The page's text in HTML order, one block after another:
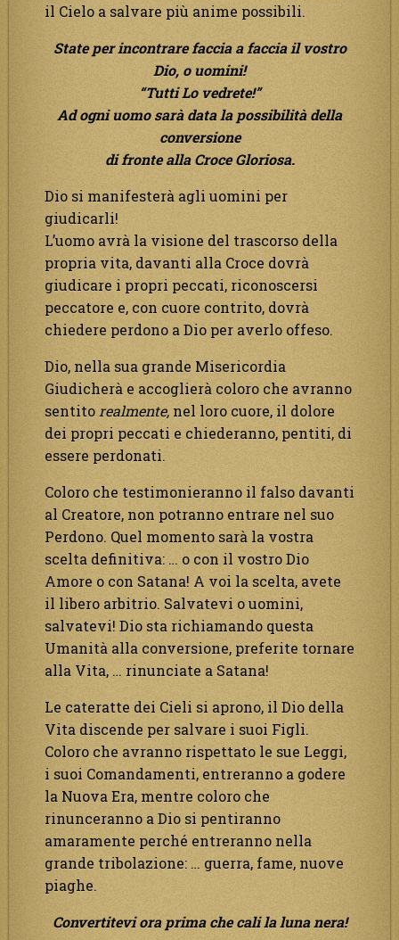
il Cielo a salvare più anime possibili.
State per incontrare faccia a faccia il vostro
Dio, o uomini!
“Tutti Lo vedrete!”
Ad ogni uomo sarà data la possibilità della
conversione
di fronte alla Croce Gloriosa.
Dio si manifesterà agli uomini per
giudicarli!
L’uomo avrà la visione del trascorso della
propria vita, davanti alla Croce dovrà
giudicare i propri peccati, riconoscersi
peccatore e, con cuore contrito, dovrà
chiedere perdono a Dio per averlo offeso.
Dio, nella sua grande Misericordia
Giudicherà e accoglierà coloro che avranno
sentito realmente, nel loro cuore, il dolore
dei propri peccati e chiederanno, pentiti, di
essere perdonati.
Coloro che testimonieranno il falso davanti
al Creatore, non potranno entrare nel suo
Perdono. Quel momento sarà la vostra
scelta definitiva: … o con il vostro Dio
Amore o con Satana! A voi la scelta, avete
il libero arbitrio. Salvatevi o uomini,
salvatevi! Dio sta richiamando questa
Umanità alla conversione, preferite tornare
alla Vita, … rinunciate a Satana!
Le cateratte dei Cieli si aprono, il Dio della
Vita discende per salvare i suoi Figli.
Coloro che avranno rispettato le sue Leggi,
i suoi Comandamenti, entreranno a godere
la Nuova Era, mentre coloro che
rinunceranno a Dio si pentiranno
amaramente perché entreranno nella
grande tribolazione: … guerra, fame, nuove
piaghe.
Convertitevi ora prima che cali la luna nera!